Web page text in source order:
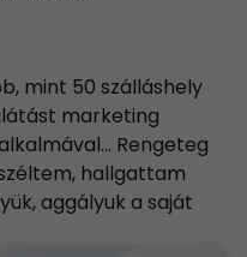
mint 50 szálláshely
marketing
Rengeteg
hallgattam
aggályuk a saját